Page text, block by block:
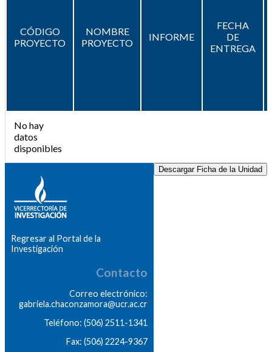
CÓDIGO
PROYECTO
NOMBRE
PROYECTO
INFORME
FECHA
DE
ENTREGA
No hay
datos
disponibles
Descargar Ficha de la Unidad
Regresar al Portal de la
Investigación
Contacto
Correo electrónico:
gabriela.chaconzamora@ucr.ac.cr
Teléfono: (506) 2511-1341
Fax: (506) 2224-9367